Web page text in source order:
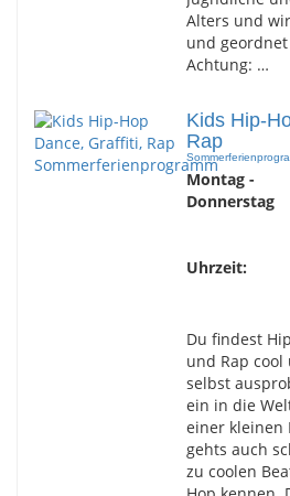
Alters und
und
Achtung: …
Kids Hip-
Rap
Montag -
Donnerstag
Uhrzeit:
Du findest
und Rap
selbst
ein in die
einer kleinen
gehts auch
zu coolen